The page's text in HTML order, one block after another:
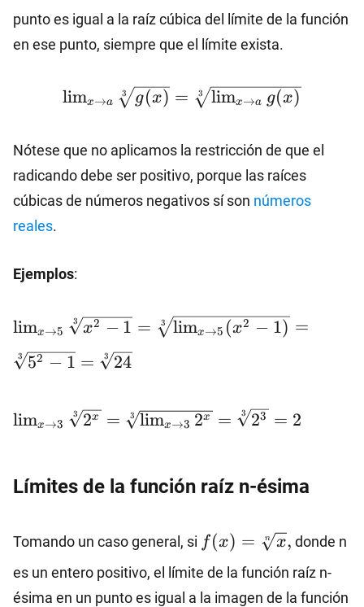
punto es igual a la raíz cúbica del límite de la función
en ese punto, siempre que el límite exista.
\lim_{x\to
a}\sqrt[3]
{\lim_{x\to a}
g(x)}
limx→a
3 g(x) = 3 limx→a g(x)
Nótese que no aplicamos la restricción de que el
radicando debe ser positivo, porque las raíces
cúbicas de números negativos sí son números
reales.
Ejemplos:
\lim_{x\to
5}\sqrt[3]
{x^2-
{\lim_{x\to
5} (x^2-
1}=\sqrt[3]
limx→5
3 x2 − 1 = 3 limx→5 (x2 − 1) =
3 52 − 1 = 3 24
\lim_{x\to
3}\sqrt[3]
{\lim_{x\to 3}
2^x}=\sqrt[3]
limx→3
3 2x = 3 limx→3 2x = 3 23 = 2
Límites de la función raíz n-ésima
Tomando un caso general, si f(x)=\sqrt[n]
{x},
f(x) = n x, donde n
es un entero positivo, el límite de la función raíz n-
ésima en un punto es igual a la imagen de la función